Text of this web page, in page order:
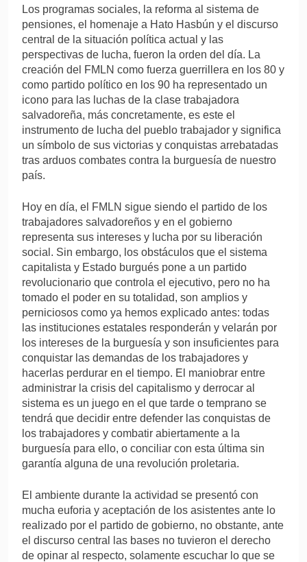
Los programas sociales, la reforma al sistema de
pensiones, el homenaje a Hato Hasbún y el discurso
central de la situación política actual y las
perspectivas de lucha, fueron la orden del día. La
creación del FMLN como fuerza guerrillera en los 80 y
como partido político en los 90 ha representado un
icono para las luchas de la clase trabajadora
salvadoreña, más concretamente, es este el
instrumento de lucha del pueblo trabajador y significa
un símbolo de sus victorias y conquistas arrebatadas
tras arduos combates contra la burguesía de nuestro
país.
Hoy en día, el FMLN sigue siendo el partido de los
trabajadores salvadoreños y en el gobierno
representa sus intereses y lucha por su liberación
social. Sin embargo, los obstáculos que el sistema
capitalista y Estado burgués pone a un partido
revolucionario que controla el ejecutivo, pero no ha
tomado el poder en su totalidad, son amplios y
perniciosos como ya hemos explicado antes: todas
las instituciones estatales responderán y velarán por
los intereses de la burguesía y son insuficientes para
conquistar las demandas de los trabajadores y
hacerlas perdurar en el tiempo. El maniobrar entre
administrar la crisis del capitalismo y derrocar al
sistema es un juego en el que tarde o temprano se
tendrá que decidir entre defender las conquistas de
los trabajadores y combatir abiertamente a la
burguesía para ello, o conciliar con esta última sin
garantía alguna de una revolución proletaria.
El ambiente durante la actividad se presentó con
mucha euforia y aceptación de los asistentes ante lo
realizado por el partido de gobierno, no obstante, ante
el discurso central las bases no tuvieron el derecho
de opinar al respecto, solamente escuchar lo que se